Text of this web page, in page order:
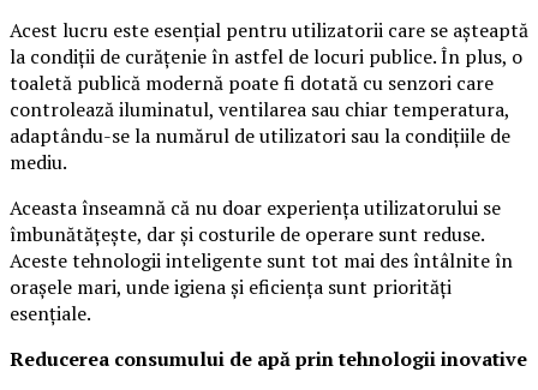
Acest lucru este esențial pentru utilizatorii care se așteaptă
la condiții de curățenie în astfel de locuri publice. În plus, o
toaletă publică modernă poate fi dotată cu senzori care
controlează iluminatul, ventilarea sau chiar temperatura,
adaptându-se la numărul de utilizatori sau la condițiile de
mediu.
Aceasta înseamnă că nu doar experiența utilizatorului se
îmbunătățește, dar și costurile de operare sunt reduse.
Aceste tehnologii inteligente sunt tot mai des întâlnite în
orașele mari, unde igiena și eficiența sunt priorități
esențiale.
Reducerea consumului de apă prin tehnologii inovative